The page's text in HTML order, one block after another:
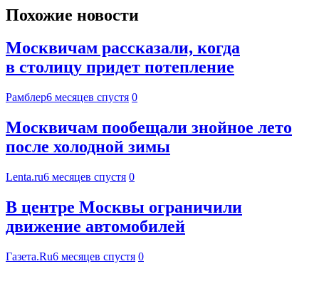
Похожие новости
Москвичам рассказали, когда
в столицу придет потепление
Рамблер6 месяцев спустя 0
Москвичам пообещали знойное лето
после холодной зимы
Lenta.ru6 месяцев спустя 0
В центре Москвы ограничили
движение автомобилей
Газета.Ru6 месяцев спустя 0